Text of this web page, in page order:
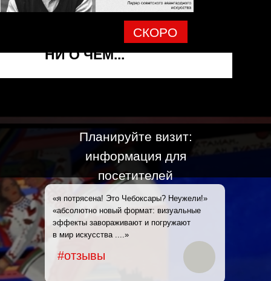
НИ О ЧЁМ...
СКОРО
Планируйте визит:
информация для
посетителей
#отзывы
«я потрясена! Это Чебоксары? Неужели!»
«абсолютно новый формат: визуальные
эффекты завораживают и погружают
в мир искусства ....»